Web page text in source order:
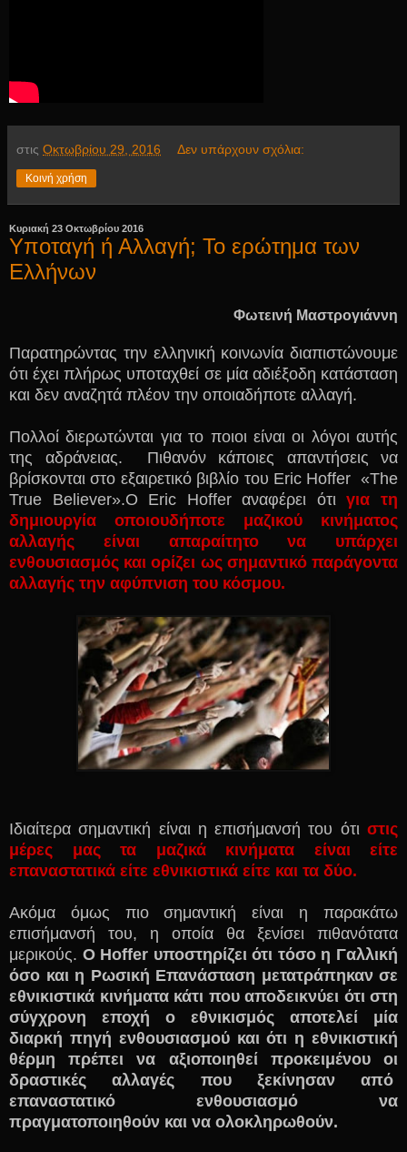
στις Οκτωβρίου 29, 2016 Δεν υπάρχουν σχόλια:
Κοινή χρήση
Κυριακή 23 Οκτωβρίου 2016
Υποταγή ή Αλλαγή; Το ερώτημα των
Ελλήνων
Φωτεινή Μαστρογιάννη
Παρατηρώντας την ελληνική κοινωνία διαπιστώνουμε
ότι έχει πλήρως υποταχθεί σε μία αδιέξοδη κατάσταση
και δεν αναζητά πλέον την οποιαδήποτε αλλαγή.
Πολλοί διερωτώνται για το ποιοι είναι οι λόγοι αυτής
της αδράνειας. Πιθανόν κάποιες απαντήσεις να
βρίσκονται στο εξαιρετικό βιβλίο του Eric Hoffer «The
True
Believer».Ο Eric Hoffer αναφέρει ότιγια τη
δημιουργία οποιουδήποτε μαζικού κινήματος
αλλαγής είναι απαραίτητο να υπάρχει
ενθουσιασμός και ορίζει ως σημαντικό παράγοντα
αλλαγής την αφύπνιση του κόσμου.
Ιδιαίτερα σημαντική είναι η επισήμανσή του ότι στις
μέρες μας τα μαζικά κινήματα είναι είτε
επαναστατικά είτε εθνικιστικά είτε και τα δύο.
Ακόμα όμως πιο σημαντική είναι η παρακάτω
επισήμανσή του, η οποία θα ξενίσει πιθανότατα
μερικούς. Ο Hoffer υποστηρίζει ότι τόσο η Γαλλική
όσο και η Ρωσική Επανάσταση μετατράπηκαν σε
εθνικιστικά κινήματα κάτι που αποδεικνύει ότι στη
σύγχρονη εποχή ο εθνικισμός αποτελεί μία
διαρκή πηγή ενθουσιασμού και ότι η εθνικιστική
θέρμη πρέπει να αξιοποιηθεί προκειμένου οι
δραστικές αλλαγές που ξεκίνησαν από
επαναστατικό ενθουσιασμό να
πραγματοποιηθούν και να ολοκληρωθούν.